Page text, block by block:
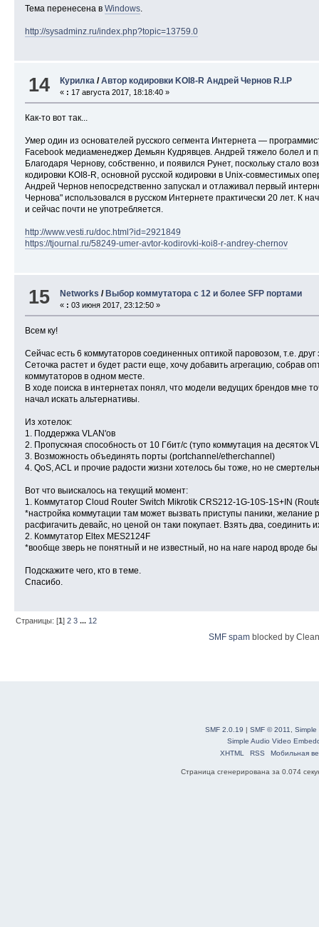
Тема перенесена в Windows.
http://sysadminz.ru/index.php?topic=13759.0
14 Курилка /Автор кодировки KOI8-R Андрей Чернов R.I.P
« : 17 августа 2017, 18:18:40 »
Как-то вот так...
Умер один из основателей русского сегмента Интернета —
Facebook медиаменеджер Демьян Кудрявцев. Андрей тяжело болел и
Благодаря Чернову, собственно, и появился Рунет, поскольку стало
кодировки KOI8-R, основной русской кодировки в Unix-совместимых
Андрей Чернов непосредственно запускал и отлаживал первый
Чернова" использовался в русском Интернете практически 20 лет. К
и сейчас почти не употребляется.
http://www.vesti.ru/doc.html?id=2921849
https://tjournal.ru/58249-umer-avtor-kodirovki-koi8-r-andrey-chernov
15 Networks /Выбор коммутатора с 12 и более SFP портами
« : 03 июня 2017, 23:12:50 »
Всем ку!
Сейчас есть 6 коммутаторов соединенных оптикой паровозом, т.е.
Сеточка растет и будет расти еще, хочу добавить агрегацию, собрав
коммутаторов в одном месте.
В ходе поиска в интернетах понял, что модели ведущих брендов мне
начал искать альтернативы.
Из хотелок:
1. Поддержка VLAN'ов
2. Пропускная способность от 10 Гбит/с (тупо коммутация на десяток
3. Возможность объединять порты (portchannel/etherchannel)
4. QoS, ACL и прочие радости жизни хотелось бы тоже, но не
Вот что выискалось на текущий момент:
1. Коммутатор Cloud Router Switch Mikrotik CRS212-1G-10S-1S+IN
*настройка коммутации там может вызвать приступы паники, желание
расфигачить девайс, но ценой он таки покупает. Взять два, соединить
2. Коммутатор Eltex MES2124F
*вообще зверь не понятный и не известный, но на наге народ вроде
Подскажите чего, кто в теме.
Спасибо.
Страницы: [1]2 3 ... 12
SMF spam blocked by
SMF 2.0.19 | SMF © 2011, Simple
Simple Audio Video
XHTML
RSS Мобильная
Страница сгенерирована за 0.074